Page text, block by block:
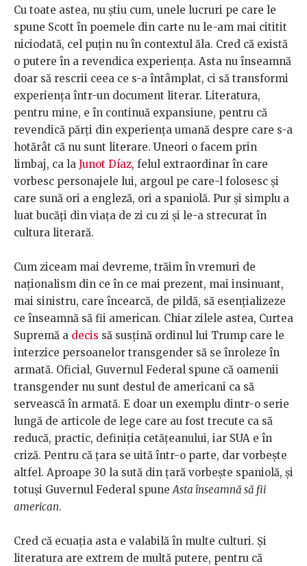
Cu toate astea, nu știu cum, unele lucruri pe care le
spune Scott în poemele din carte nu le-am mai cititit
niciodată, cel puțin nu în contextul ăla. Cred că există
o putere în a revendica experiența. Asta nu înseamnă
doar să rescrii ceea ce s-a întâmplat, ci să transformi
experiența într-un document literar. Literatura,
pentru mine, e în continuă expansiune, pentru că
revendică părți din experiența umană despre care s-a
hotărât că nu sunt literare. Uneori o facem prin
limbaj, ca la Junot Díaz, felul extraordinar în care
vorbesc personajele lui, argoul pe care-l folosesc și
care sună ori a engleză, ori a spaniolă. Pur și simplu a
luat bucăți din viața de zi cu zi și le-a strecurat în
cultura literară.
Cum ziceam mai devreme, trăim în vremuri de
naționalism din ce în ce mai prezent, mai insinuant,
mai sinistru, care încearcă, de pildă, să esențializeze
ce înseamnă să fii american. Chiar zilele astea, Curtea
Supremă a decis să susțină ordinul lui Trump care le
interzice persoanelor transgender să se înroleze în
armată. Oficial, Guvernul Federal spune că oamenii
transgender nu sunt destul de americani ca să
servească în armată. E doar un exemplu dintr-o serie
lungă de articole de lege care au fost trecute ca să
reducă, practic, definiția cetățeanului, iar SUA e în
criză. Pentru că țara se uită într-o parte, dar vorbește
altfel. Aproape 30 la sută din țară vorbește spaniolă, și
totuși Guvernul Federal spuneAsta înseamnă să fii
american.
Cred că ecuația asta e valabilă în multe culturi. Și
literatura are extrem de multă putere, pentru că